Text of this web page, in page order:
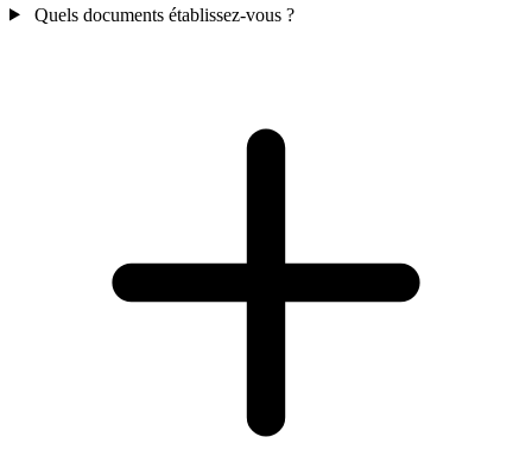
Quels documents établissez-vous ?